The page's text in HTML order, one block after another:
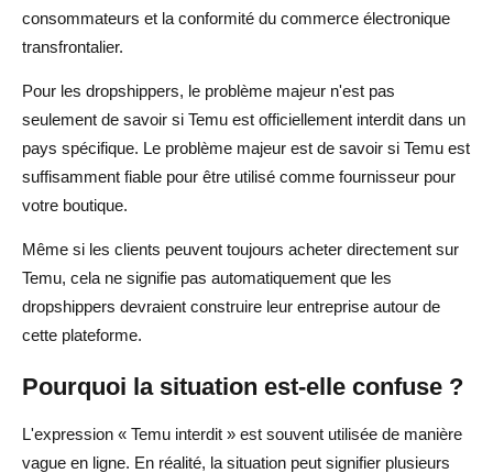
Pourquoi les dropshippers devraient-ils éviter de ne
compter que sur Temu ?
consommateurs et la conformité du commerce électronique
transfrontalier.
Pour les dropshippers, le problème majeur n'est pas
seulement de savoir si Temu est officiellement interdit dans un
pays spécifique. Le problème majeur est de savoir si Temu est
suffisamment fiable pour être utilisé comme fournisseur pour
votre boutique.
Même si les clients peuvent toujours acheter directement sur
Temu, cela ne signifie pas automatiquement que les
dropshippers devraient construire leur entreprise autour de
cette plateforme.
Pourquoi la situation est-elle confuse ?
L'expression « Temu interdit » est souvent utilisée de manière
vague en ligne. En réalité, la situation peut signifier plusieurs